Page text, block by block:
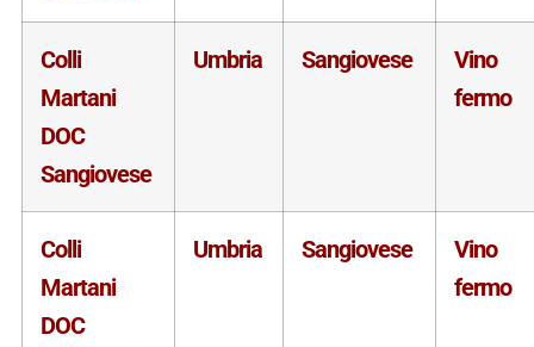
Colli
Martani
DOC
Sangiovese
Umbria Sangiovese
Vino
fermo
Colli
Martani
DOC
Umbria Sangiovese
Vino
fermo